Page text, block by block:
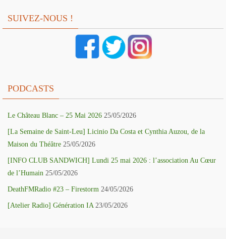
SUIVEZ-NOUS !
PODCASTS
Le Château Blanc – 25 Mai 2026 25/05/2026
[La Semaine de Saint-Leu] Licinio Da Costa et Cynthia Auzou, de la
Maison du Théâtre 25/05/2026
[INFO CLUB SANDWICH] Lundi 25 mai 2026 : l’association Au Cœur
de l’Humain 25/05/2026
DeathFMRadio #23 – Firestorm 24/05/2026
[Atelier Radio] Génération IA 23/05/2026